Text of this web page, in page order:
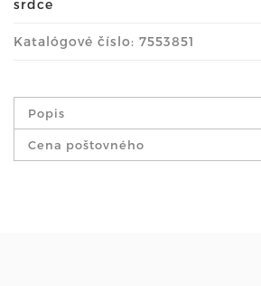
srdce
Katalógové číslo: 7553851
Popis
Cena poštovného